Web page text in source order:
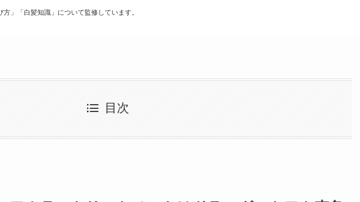
」「白髪知識」について監修しています。
目次